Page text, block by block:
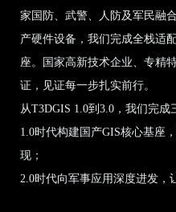
家国防、武警、人防及军民融
产硬件设备，我们完成全栈适
座。国家高新技术企业、专精
证，见证每一步扎实前行。
从T3DGIS 1.0到3.0，我们完成
1.0时代构建国产GIS核心基座
现；
2.0时代向军事应用深度进发，